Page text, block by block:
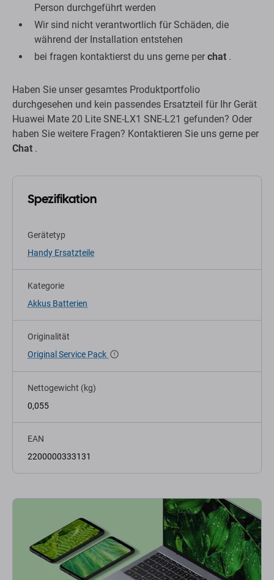
Person durchgeführt werden
Wir sind nicht verantwortlich für Schäden, die
während der Installation entstehen
bei fragen kontaktierst du uns gerne per chat .
Haben Sie unser gesamtes Produktportfolio
durchgesehen und kein passendes Ersatzteil für Ihr Gerät
Huawei Mate 20 Lite SNE-LX1 SNE-L21 gefunden? Oder
haben Sie weitere Fragen? Kontaktieren Sie uns gerne per
Chat .
Spezifikation
Gerätetyp
Handy Ersatzteile
Kategorie
Akkus Batterien
Originalität
Original Service Pack
Nettogewicht (kg)
0,055
EAN
2200000333131